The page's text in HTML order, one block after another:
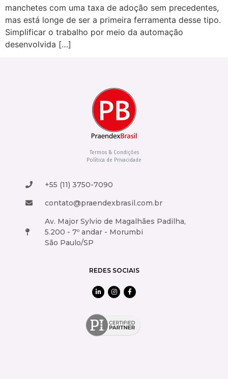
manchetes com uma taxa de adoção sem precedentes,
mas está longe de ser a primeira ferramenta desse tipo.
Simplificar o trabalho por meio da automação
desenvolvida […]
Termos & Condições
Política de Privacidade
+55 (11) 3750-7090
contato@praendexbrasil.com.br
Av. Major Sylvio de Magalhães Padilha,
5.200 - 7º andar - Morumbi
São Paulo/SP
REDES SOCIAIS